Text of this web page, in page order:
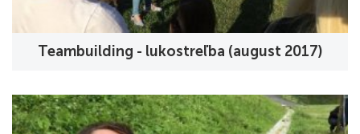
Teambuilding - lukostreľba (august 2017)